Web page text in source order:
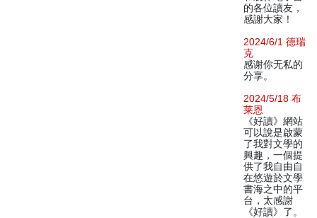
的各位讀友，
感謝大家！
2024/6/1 德瑞
克
感谢你无私的
分享。
2024/5/18 布
莱恩
《好讀》網站
可以說是啟蒙
了我對文學的
興趣，一個提
供了我自由自
在悠遊於文學
書海之中的平
台，太感謝
《好讀》了。